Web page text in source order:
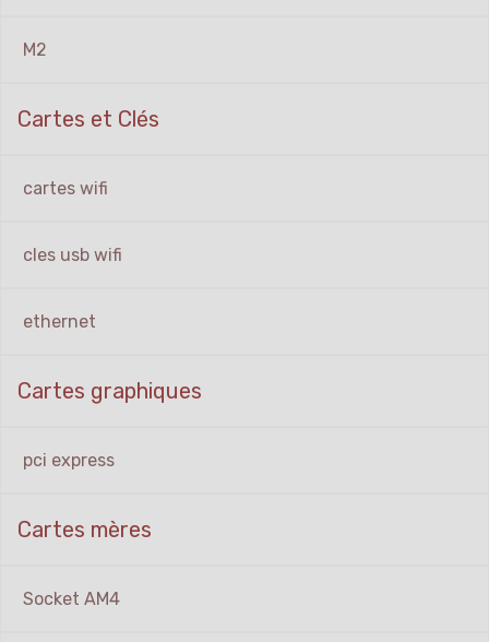
M2
Cartes et Clés
cartes wifi
cles usb wifi
ethernet
Cartes graphiques
pci express
Cartes mères
Socket AM4